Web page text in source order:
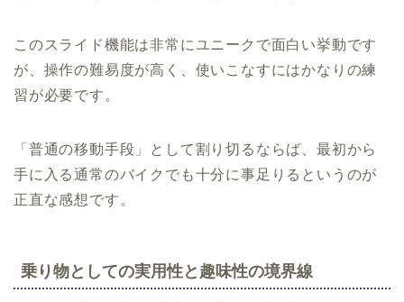
このスライド機能は非常にユニークで面白い挙動です
が、操作の難易度が高く、使いこなすにはかなりの練
習が必要です。
「普通の移動手段」として割り切るならば、最初から
手に入る通常のバイクでも十分に事足りるというのが
正直な感想です。
乗り物としての実用性と趣味性の境界線